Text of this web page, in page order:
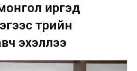
иргэд
төрийн
эхэллээ